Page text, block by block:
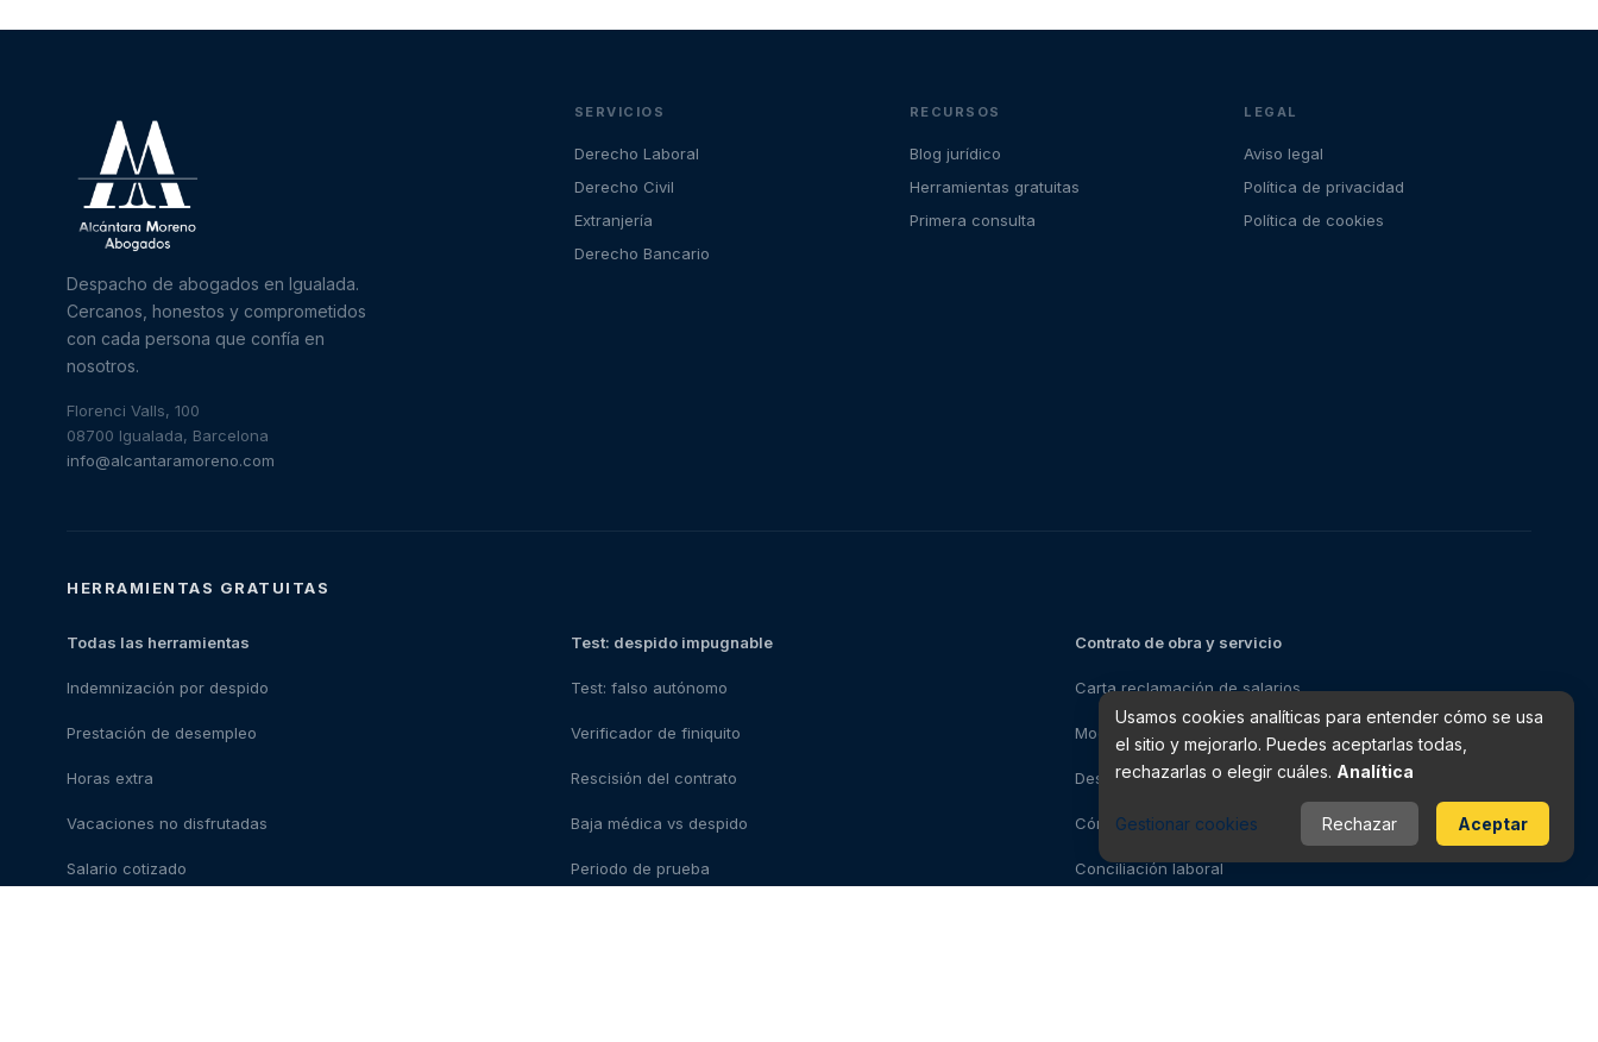
Despacho de abogados en Igualada.
Cercanos, honestos y comprometidos
con cada persona que confía en
nosotros.
Florenci Valls, 100
08700 Igualada, Barcelona
info@alcantaramoreno.com
SERVICIOS
Derecho Laboral
Derecho Civil
Extranjería
Derecho Bancario
RECURSOS
Blog jurídico
Herramientas gratuitas
Primera consulta
LEGAL
Aviso legal
Política de privacidad
Política de cookies
HERRAMIENTAS GRATUITAS
Todas las herramientas
Indemnización por despido
Prestación de desempleo
Horas extra
Vacaciones no disfrutadas
Salario cotizado
Test: despido impugnable
Test: falso autónomo
Verificador de finiquito
Rescisión del contrato
Baja médica vs despido
Periodo de prueba
Contrato de obra y servicio
Carta reclamación de salarios
Modelo impugnación de despido
Despedido: pasos a seguir
Cómo solicitar el paro
Conciliación laboral
Usamos cookies analíticas para entender cómo se usa
el sitio y mejorarlo. Puedes aceptarlas todas,
rechazarlas o elegir cuáles. Analítica
Gestionar cookies Rechazar Aceptar